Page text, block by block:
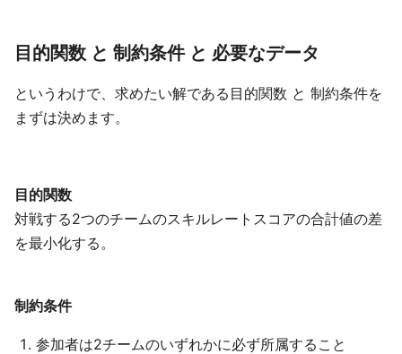
目的関数 と 制約条件 と 必要なデータ
というわけで、求めたい解である目的関数 と 制約条件を
まずは決めます。
目的関数
対戦する2つのチームのスキルレートスコアの合計値の差
を最小化する。
制約条件
参加者は2チームのいずれかに必ず所属すること